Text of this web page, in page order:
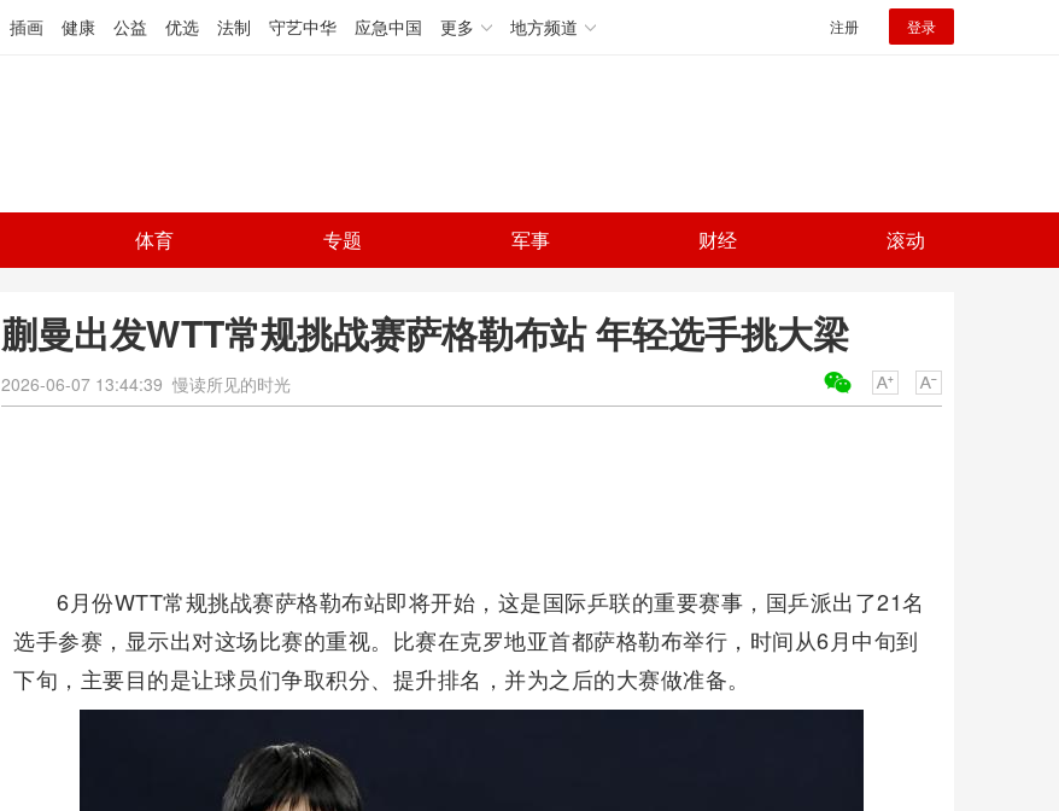
插画 健康 公益 优选 法制 守艺中华 应急中国 更多 地方频道 注册 登录
体育 专题 军事 财经 滚动
蒯曼出发WTT常规挑战赛萨格勒布站 年轻选手挑大梁
2026-06-07 13:44:39 慢读所见的时光
6月份WTT常规挑战赛萨格勒布站即将开始，这是国际乒联的重要赛事，国乒派出了21名
选手参赛，显示出对这场比赛的重视。比赛在克罗地亚首都萨格勒布举行，时间从6月中旬到
下旬，主要目的是让球员们争取积分、提升排名，并为之后的大赛做准备。